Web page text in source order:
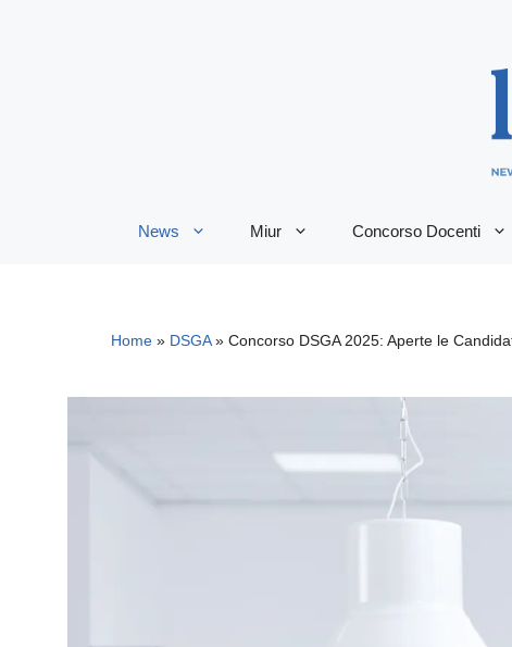
News Miur Concorso Docenti
Home » DSGA» Concorso DSGA 2025: Aperte le